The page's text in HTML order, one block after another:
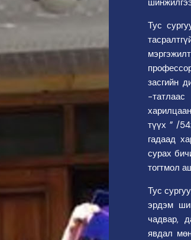
Тус
засгийн
-
түүх ” /
гадаад
сурах
тогтмол
Тус
эрдэм
чадвар,
явдал